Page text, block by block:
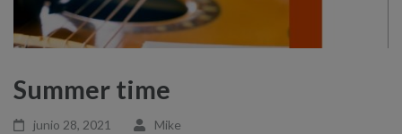
Summer time
junio 28, 2021 Mike